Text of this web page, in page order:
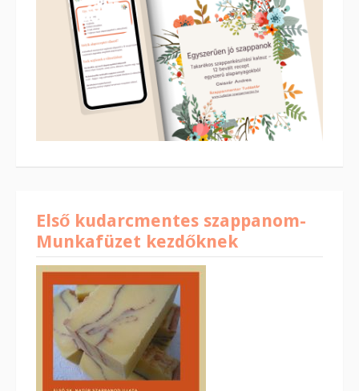
Első kudarcmentes szappanom-
Munkafüzet kezdőknek